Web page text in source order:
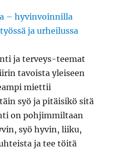
ja terveys-teemat
tavoista yleiseen
miettii
syö ja pitäisikö sitä
on pohjimmiltaan
syö hyvin, liiku,
ja tee töitä